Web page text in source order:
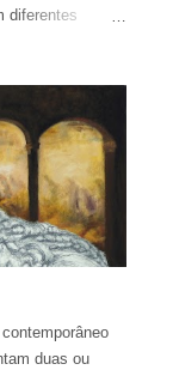
diferentes
aos tratados
sobre pesquisa
duas ou